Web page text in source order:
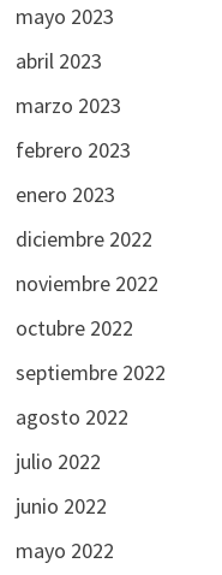
mayo 2023
abril 2023
marzo 2023
febrero 2023
enero 2023
diciembre 2022
noviembre 2022
octubre 2022
septiembre 2022
agosto 2022
julio 2022
junio 2022
mayo 2022